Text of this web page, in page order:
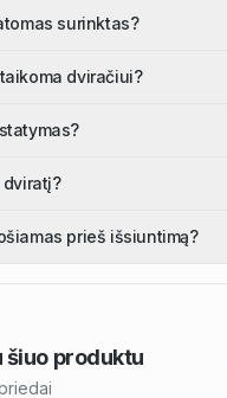
surinktas?
dviračiui?
dviratį?
prieš išsiuntimą?
šiuo produktu